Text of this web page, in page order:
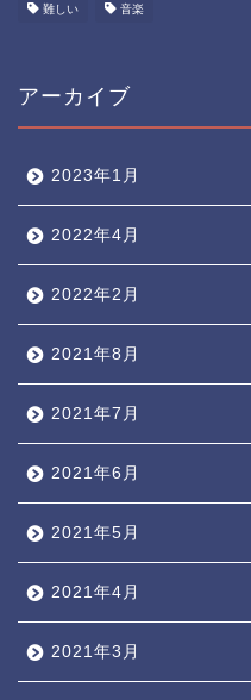
難しい 音楽
アーカイブ
2023年1月
2022年4月
2022年2月
2021年8月
2021年7月
2021年6月
2021年5月
2021年4月
2021年3月